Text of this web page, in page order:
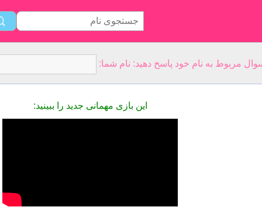
این بازی مهمانی جدید را ببینید: